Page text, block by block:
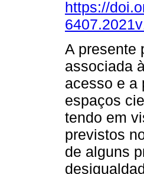
https://
A presente
associada
acesso e a
espaços
tendo em
previstos
de alguns